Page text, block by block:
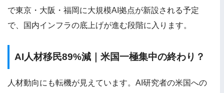
で東京・大阪・福岡に大規模AI拠点が新設される予定
で、国内インフラの底上げが進む段階に入ります。
AI人材移民89%減｜米国一極集中の終わり？
人材動向にも転機が見えています。AI研究者の米国への